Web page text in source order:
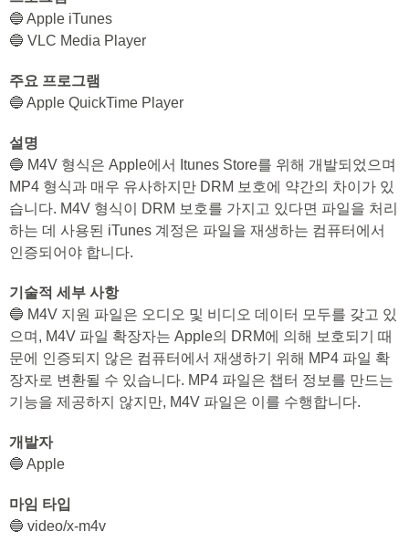
🔵 Apple iTunes
🔵 VLC Media Player
주요 프로그램
🔵 Apple QuickTime Player
설명
🔵 M4V 형식은 Apple에서 Itunes Store를 위해 개발되었으며
MP4 형식과 매우 유사하지만 DRM 보호에 약간의 차이가 있
습니다. M4V 형식이 DRM 보호를 가지고 있다면 파일을 처리
하는 데 사용된 iTunes 계정은 파일을 재생하는 컴퓨터에서
인증되어야 합니다.
기술적 세부 사항
🔵 M4V 지원 파일은 오디오 및 비디오 데이터 모두를 갖고 있
으며, M4V 파일 확장자는 Apple의 DRM에 의해 보호되기 때
문에 인증되지 않은 컴퓨터에서 재생하기 위해 MP4 파일 확
장자로 변환될 수 있습니다. MP4 파일은 챕터 정보를 만드는
기능을 제공하지 않지만, M4V 파일은 이를 수행합니다.
개발자
🔵 Apple
마임 타입
🔵 video/x-m4v